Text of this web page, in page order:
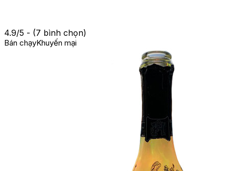
4.9/5 - (7 bình chọn)
Bán chạyKhuyến mại